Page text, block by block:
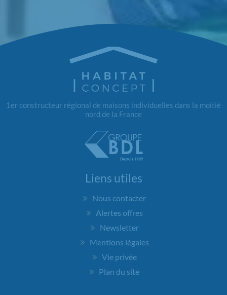
1er constructeur régional de maisons individuelles dans la moitié
nord de la France
Liens utiles
Nous contacter
Alertes offres
Newsletter
Mentions légales
Vie privée
Plan du site